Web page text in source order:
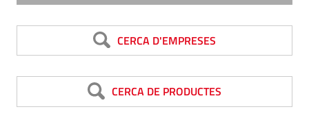
CERCA D'EMPRESES
CERCA DE PRODUCTES